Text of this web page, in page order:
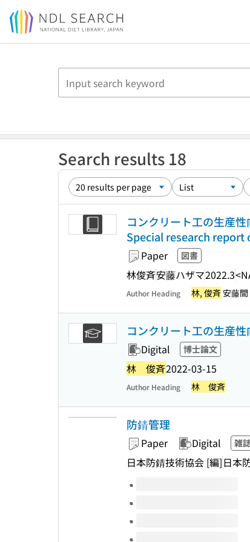
Jump to main content
Search results 18
コンクリート工の生産
Special research report
Paper 図書
林俊斉安藤ハザマ2022.3
Author Heading 林, 俊斉安藤間
コンクリート工の生産
Digital 博士論文
林 俊斉2022-03-15
Author Heading 林 俊斉
防錆管理
Paper Digital 雑
日本防錆技術協会 [編]日本
Volumes of this title